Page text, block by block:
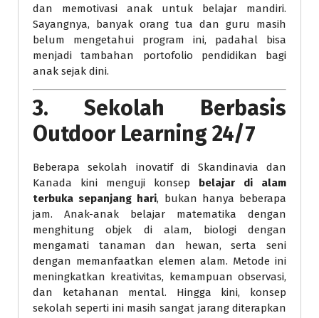
dan memotivasi anak untuk belajar mandiri.
Sayangnya, banyak orang tua dan guru masih
belum mengetahui program ini, padahal bisa
menjadi tambahan portofolio pendidikan bagi
anak sejak dini.
3. Sekolah Berbasis
Outdoor Learning 24/7
Beberapa sekolah inovatif di Skandinavia dan
Kanada kini menguji konsep belajar di alam
terbuka sepanjang hari, bukan hanya beberapa
jam. Anak-anak belajar matematika dengan
menghitung objek di alam, biologi dengan
mengamati tanaman dan hewan, serta seni
dengan memanfaatkan elemen alam. Metode ini
meningkatkan kreativitas, kemampuan observasi,
dan ketahanan mental. Hingga kini, konsep
sekolah seperti ini masih sangat jarang diterapkan